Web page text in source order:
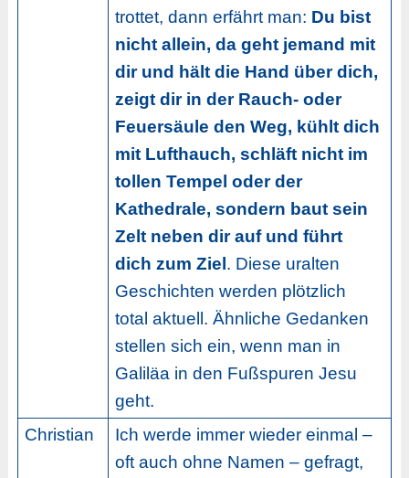
trottet, dann erfährt man: Du bist
nicht allein, da geht jemand mit
dir und hält die Hand über dich,
zeigt dir in der Rauch- oder
Feuersäule den Weg, kühlt dich
mit Lufthauch, schläft nicht im
tollen Tempel oder der
Kathedrale, sondern baut sein
Zelt neben dir auf und führt
dich zum Ziel. Diese uralten
Geschichten werden plötzlich
total aktuell. Ähnliche Gedanken
stellen sich ein, wenn man in
Galiläa in den Fußspuren Jesu
geht.
Christian
Ich werde immer wieder einmal –
oft auch ohne Namen – gefragt,